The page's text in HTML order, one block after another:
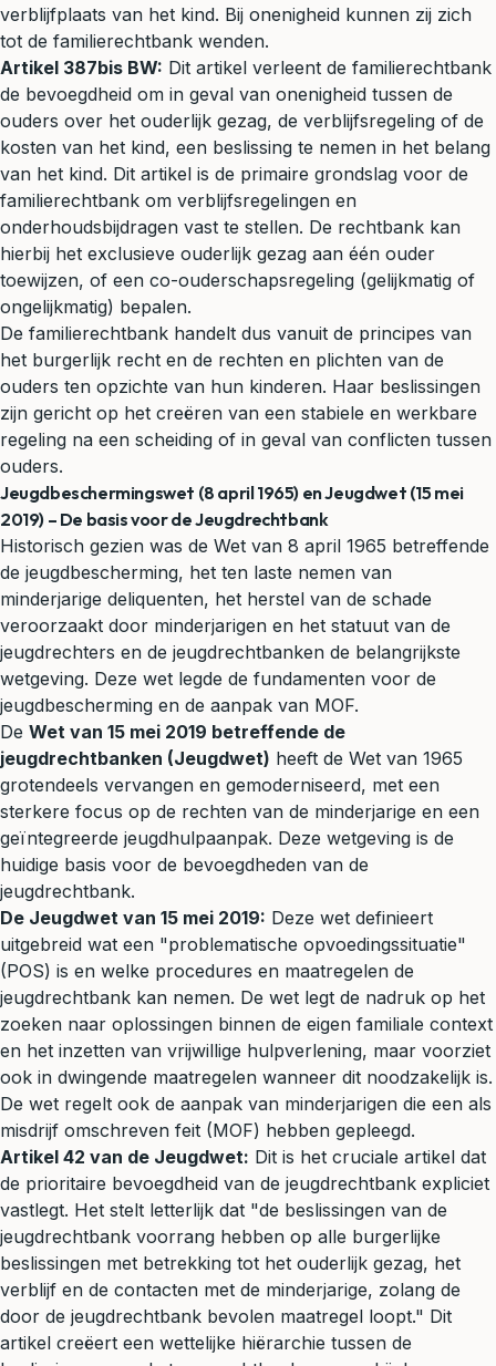
verblijfplaats van het kind. Bij onenigheid kunnen zij zich
tot de familierechtbank wenden.
Artikel 387bis BW: Dit artikel verleent de familierechtbank
de bevoegdheid om in geval van onenigheid tussen de
ouders over het ouderlijk gezag, de verblijfsregeling of de
kosten van het kind, een beslissing te nemen in het belang
van het kind. Dit artikel is de primaire grondslag voor de
familierechtbank om verblijfsregelingen en
onderhoudsbijdragen vast te stellen. De rechtbank kan
hierbij het exclusieve ouderlijk gezag aan één ouder
toewijzen, of een co-ouderschapsregeling (gelijkmatig of
ongelijkmatig) bepalen.
De familierechtbank handelt dus vanuit de principes van
het burgerlijk recht en de rechten en plichten van de
ouders ten opzichte van hun kinderen. Haar beslissingen
zijn gericht op het creëren van een stabiele en werkbare
regeling na een scheiding of in geval van conflicten tussen
ouders.
Jeugdbeschermingswet (8 april 1965) en Jeugdwet (15 mei
2019) – De basis voor de Jeugdrechtbank
Historisch gezien was de Wet van 8 april 1965 betreffende
de jeugdbescherming, het ten laste nemen van
minderjarige deliquenten, het herstel van de schade
veroorzaakt door minderjarigen en het statuut van de
jeugdrechters en de jeugdrechtbanken de belangrijkste
wetgeving. Deze wet legde de fundamenten voor de
jeugdbescherming en de aanpak van MOF.
De Wet van 15 mei 2019 betreffende de
jeugdrechtbanken (Jeugdwet) heeft de Wet van 1965
grotendeels vervangen en gemoderniseerd, met een
sterkere focus op de rechten van de minderjarige en een
geïntegreerde jeugdhulpaanpak. Deze wetgeving is de
huidige basis voor de bevoegdheden van de
jeugdrechtbank.
De Jeugdwet van 15 mei 2019: Deze wet definieert
uitgebreid wat een "problematische opvoedingssituatie"
(POS) is en welke procedures en maatregelen de
jeugdrechtbank kan nemen. De wet legt de nadruk op het
zoeken naar oplossingen binnen de eigen familiale context
en het inzetten van vrijwillige hulpverlening, maar voorziet
ook in dwingende maatregelen wanneer dit noodzakelijk is.
De wet regelt ook de aanpak van minderjarigen die een als
misdrijf omschreven feit (MOF) hebben gepleegd.
Artikel 42 van de Jeugdwet: Dit is het cruciale artikel dat
de prioritaire bevoegdheid van de jeugdrechtbank expliciet
vastlegt. Het stelt letterlijk dat "de beslissingen van de
jeugdrechtbank voorrang hebben op alle burgerlijke
beslissingen met betrekking tot het ouderlijk gezag, het
verblijf en de contacten met de minderjarige, zolang de
door de jeugdrechtbank bevolen maatregel loopt." Dit
artikel creëert een wettelijke hiërarchie tussen de